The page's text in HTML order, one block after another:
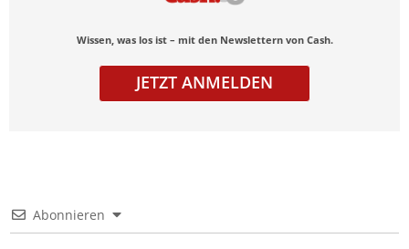
Wissen, was los ist – mit den Newslettern von Cash.
JETZT ANMELDEN
Abonnieren